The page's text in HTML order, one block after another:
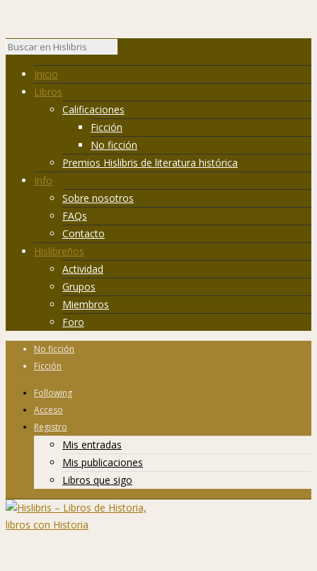
Inicio
Libros
Calificaciones
Ficción
No ficción
Premios Hislibris de literatura histórica
Info
Sobre nosotros
FAQs
Contacto
Hislibreños
Actividad
Grupos
Miembros
Foro
No ficción
Ficción
Following
Acceso
Registro
Mis entradas
Mis publicaciones
Libros que sigo